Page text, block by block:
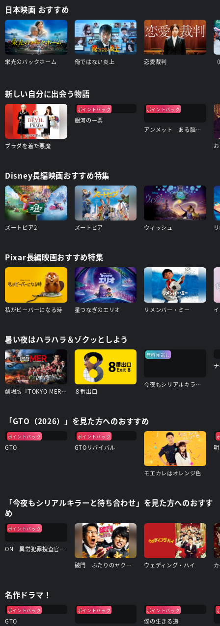
日本映画 おすすめ
栄光のバックホーム 俺ではない炎上 恋愛裁判
新しい自分に出会う物語
プラダを着た悪魔
ポイントバック
銀河の一票
ポイントバック
アンメット ある脳外科医の日記
Disney長編映画おすすめ特集
ズートピア2 ズートピア ウィッシュ
Pixar長編映画おすすめ特集
私がビーバーになる時 星つなぎのエリオ リメンバー・ミー
暑い夜はハラハラ＆ゾクッとしよう
劇場版『TOKYO MER～走る緊急救命室～南海ミッション』 ８番出口
無料見逃し
今夜もシリアルキラーと待ち合わせ
「GTO（2026）」を見た方へのおすすめ
ポイントバック
GTO
ポイントバック
GTOリバイバル
モエカレはオレンジ色
「今夜もシリアルキラーと待ち合わせ」を見た方へのおすす
め
ポイントバック
ON 異常犯罪捜査官・藤堂比奈子
破門 ふたりのヤクビョーガミ ウェディング・ハイ
名作ドラマ！
ポイントバック
GTO
ポイントバック ポイントバック
僕の生きる道